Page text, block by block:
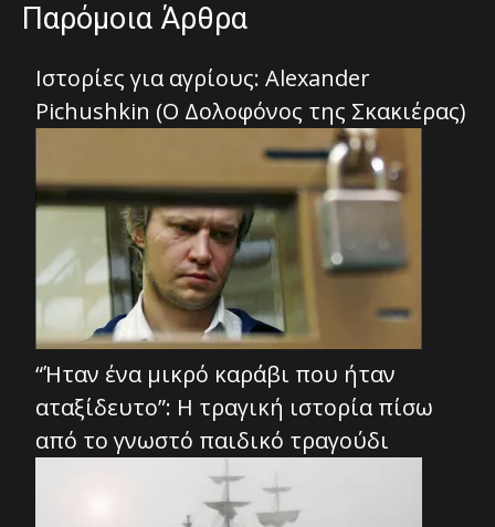
Παρόμοια Άρθρα
Ιστορίες για αγρίους: Alexander
Pichushkin (Ο Δολοφόνος της Σκακιέρας)
“Ήταν ένα μικρό καράβι που ήταν
αταξίδευτο”: Η τραγική ιστορία πίσω
από το γνωστό παιδικό τραγούδι